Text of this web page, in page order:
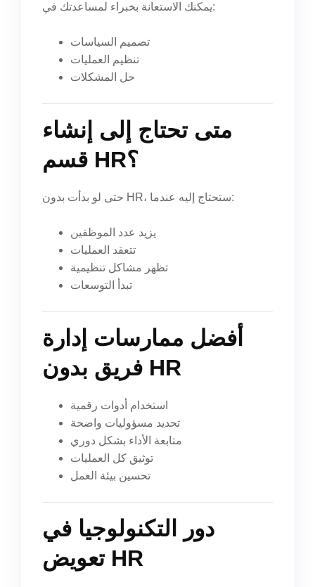
يمكنك الاستعانة بخبراء لمساعدتك في:
تصميم السياسات
تنظيم العمليات
حل المشكلات
متى تحتاج إلى إنشاء
قسم HR؟
حتى لو بدأت بدون HR، ستحتاج إليه عندما:
يزيد عدد الموظفين
تتعقد العمليات
تظهر مشاكل تنظيمية
تبدأ التوسعات
أفضل ممارسات إدارة
فريق بدون HR
استخدام أدوات رقمية
تحديد مسؤوليات واضحة
متابعة الأداء بشكل دوري
توثيق كل العمليات
تحسين بيئة العمل
دور التكنولوجيا في
تعويض HR